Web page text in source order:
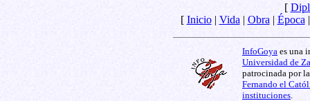
[
[ Inicio| Vida | Obra | Época
InfoGoya es una
Universidad de
patrocinada por
Fernando el
instituciones